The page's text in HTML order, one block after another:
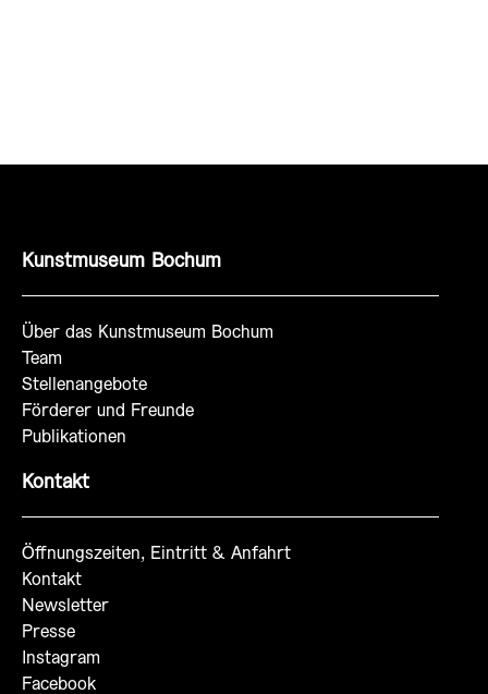
Kunstmuseum Bochum
Über das Kunstmuseum Bochum
Team
Stellenangebote
Förderer und Freunde
Publikationen
Kontakt
Öffnungszeiten, Eintritt & Anfahrt
Kontakt
Newsletter
Presse
Instagram
Facebook